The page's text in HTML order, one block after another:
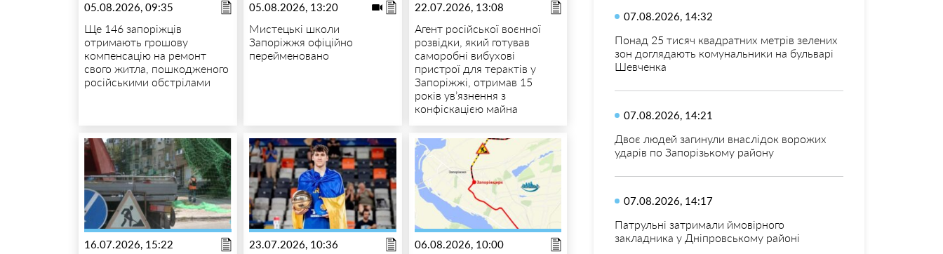
05.08.2026, 09:35
Ще 146 запоріжців
отримають грошову
компенсацію на ремонт
свого житла, пошкодженого
російськими обстрілами
05.08.2026, 13:20
Мистецькі школи
Запоріжжя офіційно
перейменовано
22.07.2026, 13:08
Агент російської воєнної
розвідки, який готував
саморобні вибухові
пристрої для терактів у
Запоріжжі, отримав 15
років ув’язнення з
конфіскацією майна
16.07.2026, 15:22 23.07.2026, 10:36 06.08.2026, 10:00
07.08.2026, 14:32
Понад 25 тисяч квадратних метрів зелених
зон доглядають комунальники на бульварі
Шевченка
07.08.2026, 14:21
Двоє людей загинули внаслідок ворожих
ударів по Запорізькому району
07.08.2026, 14:17
Патрульні затримали ймовірного
закладника у Дніпровському районі